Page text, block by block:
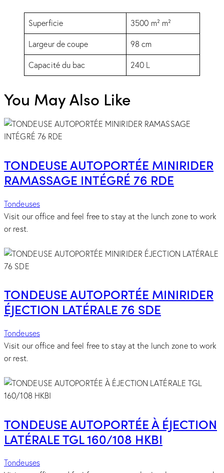
Superficie 3500 m² m²
Largeur de coupe 98 cm
Capacité du bac 240 L
You May Also Like
TONDEUSE AUTOPORTÉE MINIRIDER
RAMASSAGE INTÉGRÉ 76 RDE
Tondeuses
Visit our office and feel free to stay at the lunch zone to work
or rest.
TONDEUSE AUTOPORTÉE MINIRIDER
ÉJECTION LATÉRALE 76 SDE
Tondeuses
Visit our office and feel free to stay at the lunch zone to work
or rest.
TONDEUSE AUTOPORTÉE À ÉJECTION
LATÉRALE TGL 160/108 HKBI
Tondeuses